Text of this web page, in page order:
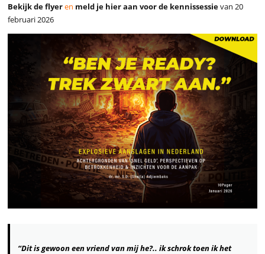
Bekijk de flyeren meld je hier aan voor de kennissessievan 20
februari 2026
“Dit is gewoon een vriend van mij he?.. ik schrok toen ik het